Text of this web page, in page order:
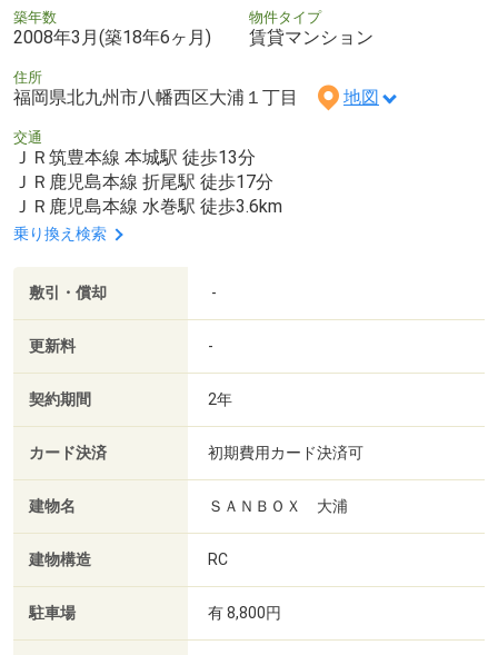
築年数
2008年3月(築18年6ヶ月)
物件タイプ
賃貸マンション
住所
福岡県北九州市八幡西区大浦１丁目 地図
交通
ＪＲ筑豊本線 本城駅 徒歩13分
ＪＲ鹿児島本線 折尾駅 徒歩17分
ＪＲ鹿児島本線 水巻駅 徒歩3.6km
乗り換え検索
敷引・償却 -
更新料 -
契約期間 2年
カード決済 初期費用カード決済可
建物名 ＳＡＮＢＯＸ 大浦
建物構造 RC
駐車場 有 8,800円